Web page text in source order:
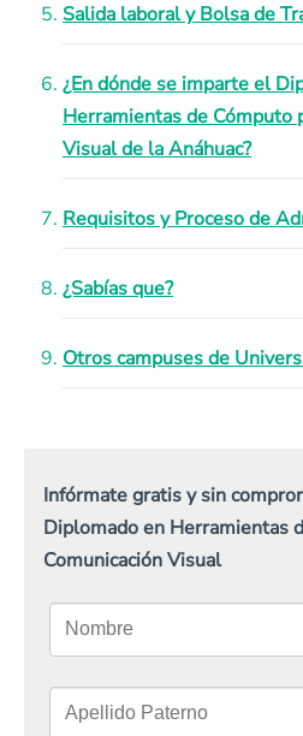
Salida laboral y Bolsa de
¿En dónde se imparte el
Herramientas de Cómputo
Visual de la Anáhuac?
Requisitos y Proceso de
¿Sabías que?
Otros campuses de
Infórmate gratis y sin
Diplomado en Herramientas
Comunicación Visual